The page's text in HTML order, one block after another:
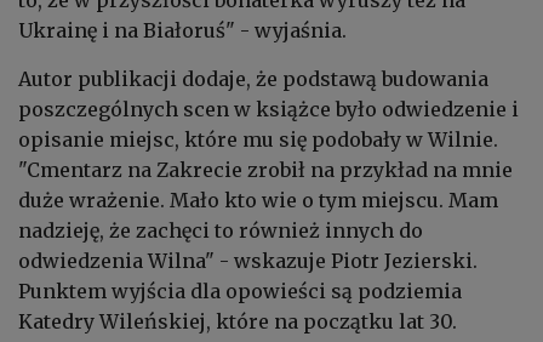
Ukrainę i na Białoruś" - wyjaśnia.
Autor publikacji dodaje, że podstawą budowania
poszczególnych scen w książce było odwiedzenie i
opisanie miejsc, które mu się podobały w Wilnie.
"Cmentarz na Zakrecie zrobił na przykład na mnie
duże wrażenie. Mało kto wie o tym miejscu. Mam
nadzieję, że zachęci to również innych do
odwiedzenia Wilna" - wskazuje Piotr Jezierski.
Punktem wyjścia dla opowieści są podziemia
Katedry Wileńskiej, które na początku lat 30.